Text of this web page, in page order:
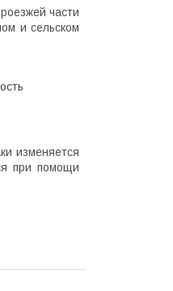
части
и сельском
изменяется
при помощи